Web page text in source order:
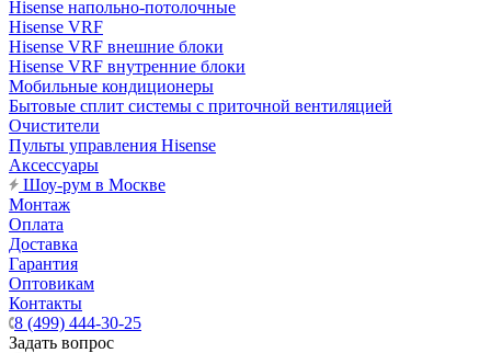
Hisense напольно-потолочные
Hisense VRF
Hisense VRF внешние блоки
Hisense VRF внутренние блоки
Мобильные кондиционеры
Бытовые сплит системы с приточной вентиляцией
Очистители
Пульты управления Hisense
Аксессуары
Шоу-рум в Москве
Монтаж
Оплата
Доставка
Гарантия
Оптовикам
Контакты
8 (499) 444-30-25
Задать вопрос